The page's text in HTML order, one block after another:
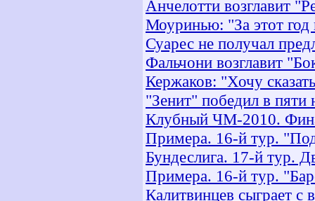
Анчелотти возглавит
Моуринью: "За этот год
Суарес не получал
Фальчони возглавит
Кержаков: "Хочу
"Зенит" победил в
Клубный ЧМ-2010.
Примера. 16-й тур.
Бундеслига. 17-й тур.
Примера. 16-й тур.
Калитвинцев сыграет с